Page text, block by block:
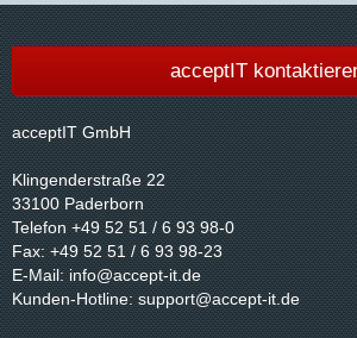
acceptIT
acceptIT GmbH
Klingenderstraße 22
33100 Paderborn
Telefon +49 52 51 / 6 93 98-0
Fax: +49 52 51 / 6 93 98-23
E-Mail: info@accept-it.de
Kunden-Hotline: support@accept-it.de